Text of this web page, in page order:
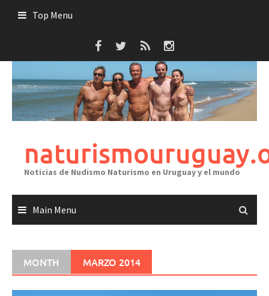
Top Menu
Noticias de Nudismo Naturismo en Uruguay y el mundo
Main Menu
MONTH MARZO 2014